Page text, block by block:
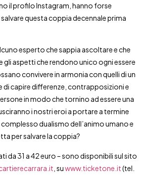
il profilo Instagram, hanno forse
questa coppia decennale prima
esperto che sappia ascoltare e che
gli aspetti che rendono unico ogni essere
convivere in armonia con quelli di un
di capire differenze, contrapposizioni e
in modo che tornino ad essere una
i nostri eroi a portare a termine
dualismo dell’animo umano e
per salvare la coppia?
da 31 a 42 euro – sono disponibili sul sito
, suwww.ticketone.it(tel.